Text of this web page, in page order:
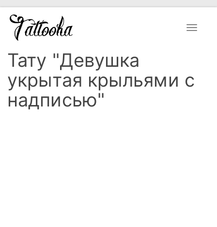
Toggle
Тату "Девушка
укрытая крыльями с
надписью"